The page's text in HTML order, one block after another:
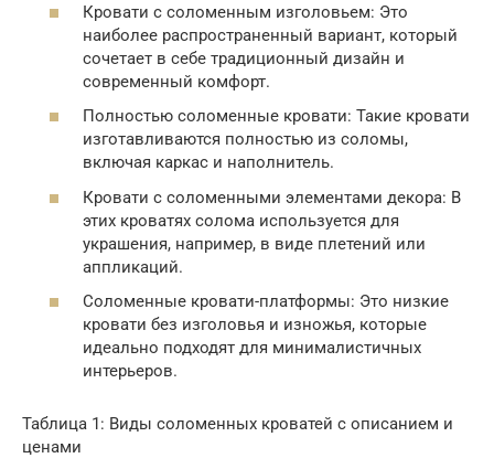
Кровати с соломенным изголовьем: Это
наиболее распространенный вариант, который
сочетает в себе традиционный дизайн и
современный комфорт.
Полностью соломенные кровати: Такие кровати
изготавливаются полностью из соломы,
включая каркас и наполнитель.
Кровати с соломенными элементами декора: В
этих кроватях солома используется для
украшения, например, в виде плетений или
аппликаций.
Соломенные кровати-платформы: Это низкие
кровати без изголовья и изножья, которые
идеально подходят для минималистичных
интерьеров.
Таблица 1: Виды соломенных кроватей с описанием и
ценами